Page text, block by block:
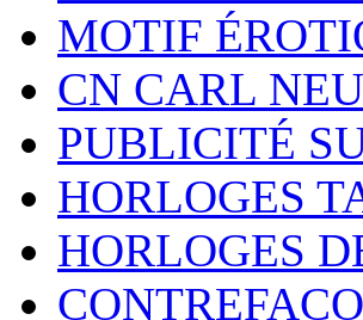
MOTIF
CN CARL
PUBLICITÉ
HORLOGES
HORLOGES